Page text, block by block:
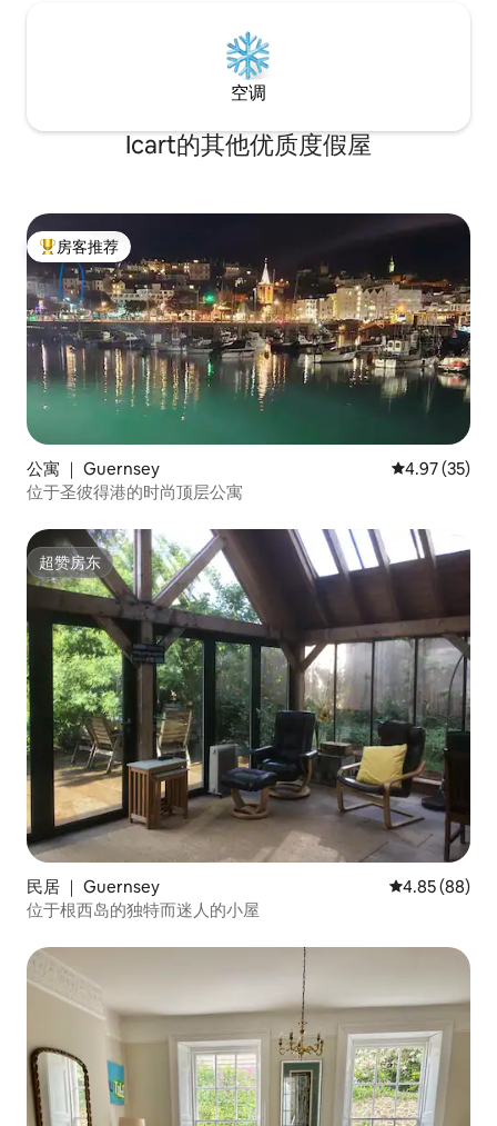
空调
Icart的其他优质度假屋
热门「房客推荐」
房客推荐
公寓 ｜ Guernsey 平均评分
4.97 (35)
位于圣彼得港的时尚顶层公寓
超赞房东
超赞房东
民居 ｜ Guernsey 平均评分 4.85
4.85 (88)
位于根西岛的独特而迷人的小屋